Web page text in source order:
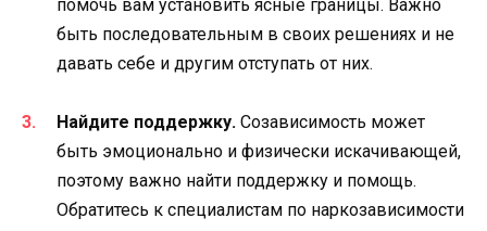
помочь вам установить ясные границы. Важно
быть последовательным в своих решениях и не
давать себе и другим отступать от них.
Найдите поддержку. Созависимость может
быть эмоционально и физически искачивающей,
поэтому важно найти поддержку и помощь.
Обратитесь к специалистам по наркозависимости